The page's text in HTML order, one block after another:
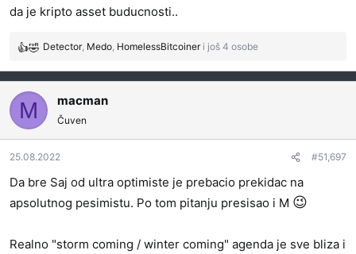
:
da je kripto asset buducnosti..
R
e
a
g
v
a
n
a
:
Detector, Medo, HomelessBitcoineri još 4 osobe
M macman
Čuven
25.08.2022 #51,697
Da bre Saj od ultra optimiste je prebacio prekidac na
apsolutnog pesimistu. Po tom pitanju presisao i M 😉
Realno "storm coming / winter coming" agenda je sve bliza i